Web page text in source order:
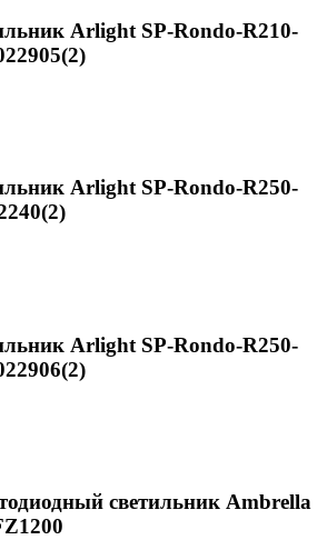
Arlight SP-Rondo-R210-
Arlight SP-Rondo-R250-
Arlight SP-Rondo-R250-
светильник Ambrella